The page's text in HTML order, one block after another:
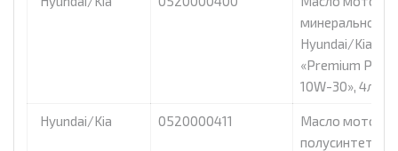
минеральное
Hyundai/Kia
«Premium PC
10W-30», 4л.
Hyundai/Kia 0520000411
Масло